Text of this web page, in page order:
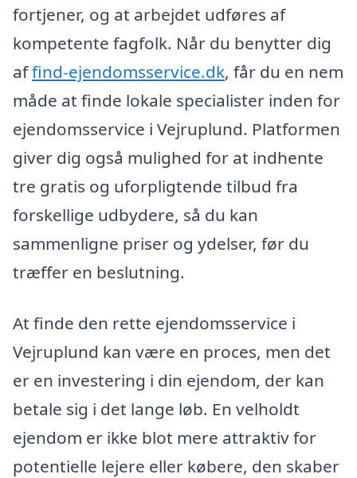
fortjener, og at arbejdet udføres af
kompetente fagfolk. Når du benytter dig
affind-ejendomsservice.dk, får du en nem
måde at finde lokale specialister inden for
ejendomsservice i Vejruplund. Platformen
giver dig også mulighed for at indhente
tre gratis og uforpligtende tilbud fra
forskellige udbydere, så du kan
sammenligne priser og ydelser, før du
træffer en beslutning.
At finde den rette ejendomsservice i
Vejruplund kan være en proces, men det
er en investering i din ejendom, der kan
betale sig i det lange løb. En velholdt
ejendom er ikke blot mere attraktiv for
potentielle lejere eller købere, den skaber